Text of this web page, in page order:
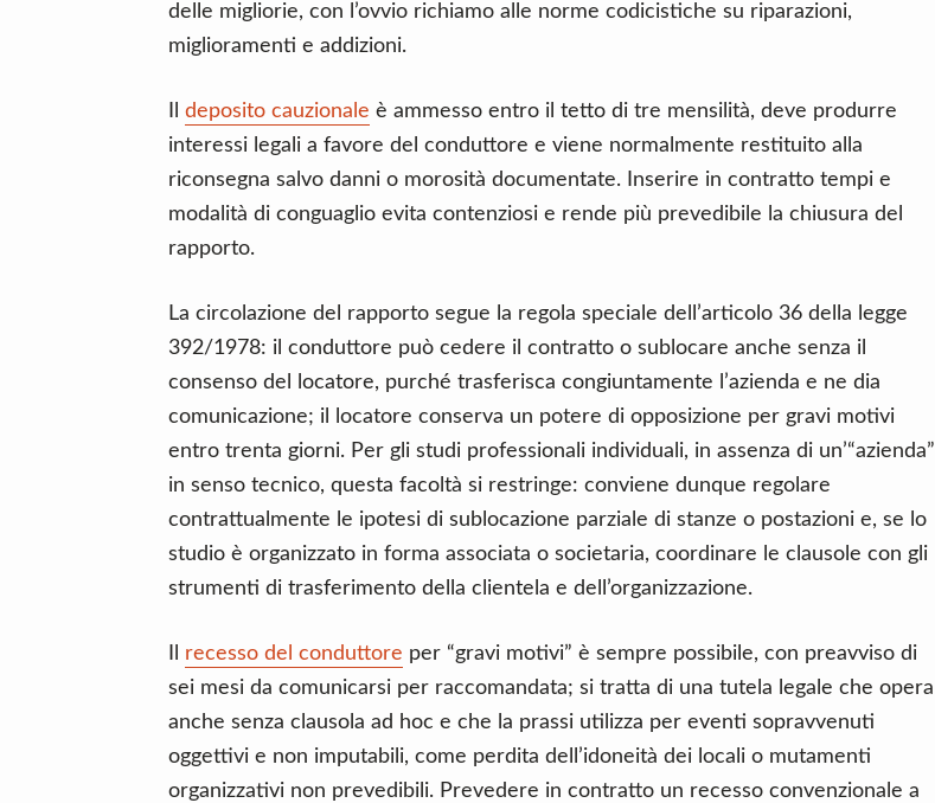
delle migliorie, con l’ovvio richiamo alle norme codicistiche su riparazioni,
miglioramenti e addizioni.
deposito cauzionale è ammesso entro il tetto di tre mensilità, deve produrre
interessi legali a favore del conduttore e viene normalmente restituito alla
riconsegna salvo danni o morosità documentate. Inserire in contratto tempi e
modalità di conguaglio evita contenziosi e rende più prevedibile la chiusura del
rapporto.
La circolazione del rapporto segue la regola speciale dell’articolo 36 della legge
392/1978: il conduttore può cedere il contratto o sublocare anche senza il
consenso del locatore, purché trasferisca congiuntamente l’azienda e ne dia
comunicazione; il locatore conserva un potere di opposizione per gravi motivi
entro trenta giorni. Per gli studi professionali individuali, in assenza di un’“azienda”
in senso tecnico, questa facoltà si restringe: conviene dunque regolare
contrattualmente le ipotesi di sublocazione parziale di stanze o postazioni e, se lo
studio è organizzato in forma associata o societaria, coordinare le clausole con gli
strumenti di trasferimento della clientela e dell’organizzazione.
recesso del conduttore per “gravi motivi” è sempre possibile, con preavviso di
sei mesi da comunicarsi per raccomandata; si tratta di una tutela legale che opera
anche senza clausola ad hoc e che la prassi utilizza per eventi sopravvenuti
oggettivi e non imputabili, come perdita dell’idoneità dei locali o mutamenti
organizzativi non prevedibili. Prevedere in contratto un recesso convenzionale a